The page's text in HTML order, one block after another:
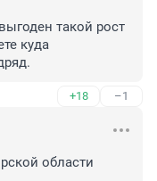
такой рост
куда
+18 –1
области